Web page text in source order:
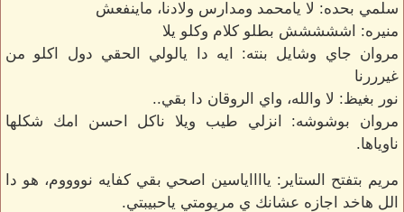
سلمي بحده: لا يامحمد ومدارس ولادنا، ماينفعش
منيره: اششششش بطلو كلام وكلو يلا
مروان جاي وشايل بنته: ايه دا يالولي الحقي دول اكلو من
غيرررنا
نور بغيظ: لا والله، واي الروقان دا بقي..
مروان بوشوشه: انزلي طيب ويلا ناكل احسن امك شكلها
ناوياها.
مريم بتفتح الستاير: يااااياسين اصحي بقي كفايه نووووم، هو دا
الل هاخد اجازه عشانك ي مريومتي ياحبيبتي.